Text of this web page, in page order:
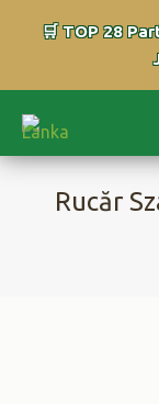
🛒 TOP 28
Rucăr